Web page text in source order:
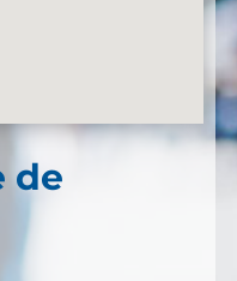
de